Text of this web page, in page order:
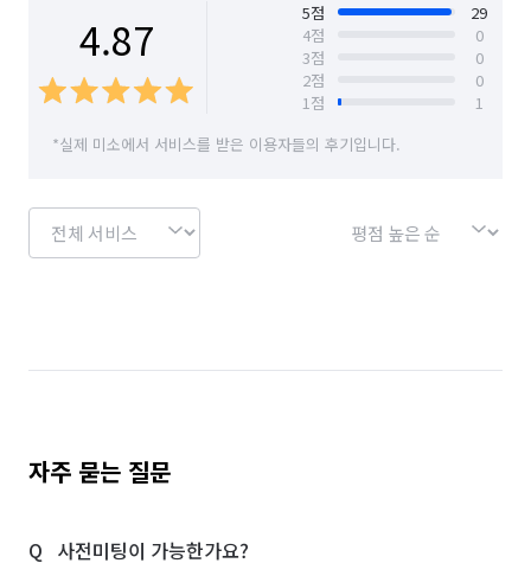
4.87 5점
29
4점
0
3점
0
2점
0
1점
1
*실제 미소에서 서비스를 받은 이용자들의 후기입니다.
자주 묻는 질문
사전미팅이 가능한가요?